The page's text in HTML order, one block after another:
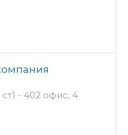
- 402 офис, 4